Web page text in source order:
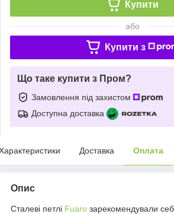
Купити
або
Купити з
Що таке купити з Пром?
Замовлення під захистом
Доступна доставка
Доставка Оплата
Опис
Сталеві петлі Fuaro зарекомендували